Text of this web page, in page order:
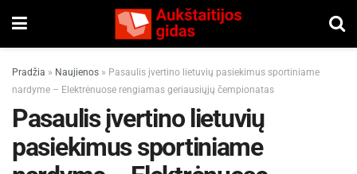
Pradžia » Naujienos » Pasaulis įvertino lietuvių pasiekimus sportiniame
nardyme – Elektrėnuose rengiamas geriausiųjų čempionatas
Pasaulis įvertino lietuvių
pasiekimus sportiniame